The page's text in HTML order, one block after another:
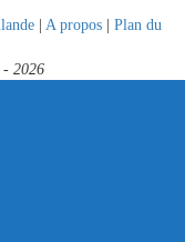
| A propos | Plan du
- 2026